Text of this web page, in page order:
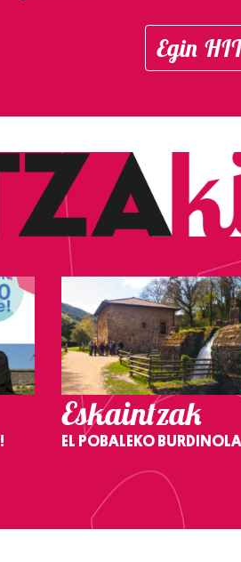
Egin
Eskaintzak
EL POBALEKO BURDINOLA